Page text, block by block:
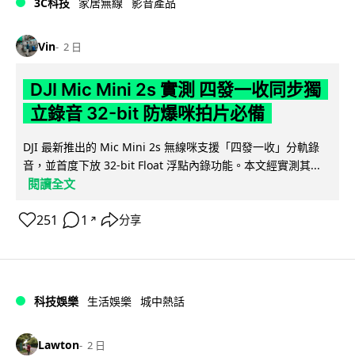
3C科技 家居無線 影音產品
Vin 2 日
DJI Mic Mini 2s 實測 四發一收同步獨
立錄音 32-bit 防爆咪拍片必備
DJI 最新推出的 Mic Mini 2s 無線咪支援「四發一收」分軌錄
音，並首度下放 32-bit Float 浮點內錄功能。本文經實測其...
閱讀全文
251 1 ↗ 分享
科技娛樂 生活娛樂 城中熱話
Lawton 2 日